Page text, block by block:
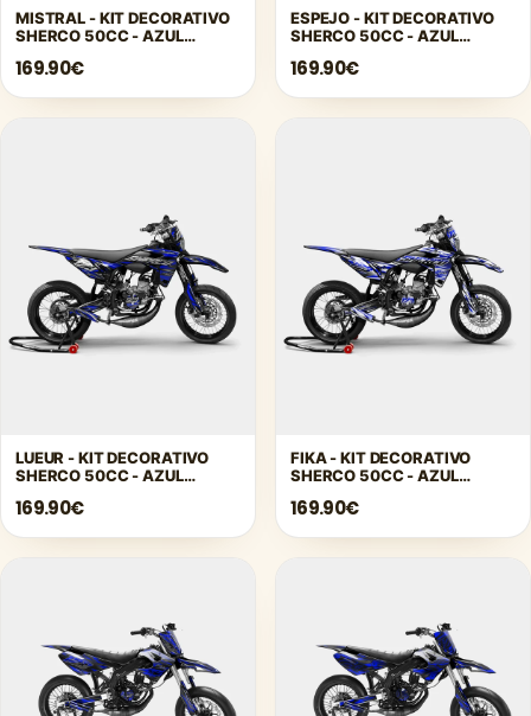
MISTRAL - KIT DECORATIVO
SHERCO 50CC - AZUL
169.90€
ESPEJO - KIT DECORATIVO
SHERCO 50CC - AZUL
169.90€
LUEUR - KIT DECORATIVO
SHERCO 50CC - AZUL
169.90€
FIKA - KIT DECORATIVO
SHERCO 50CC - AZUL
169.90€